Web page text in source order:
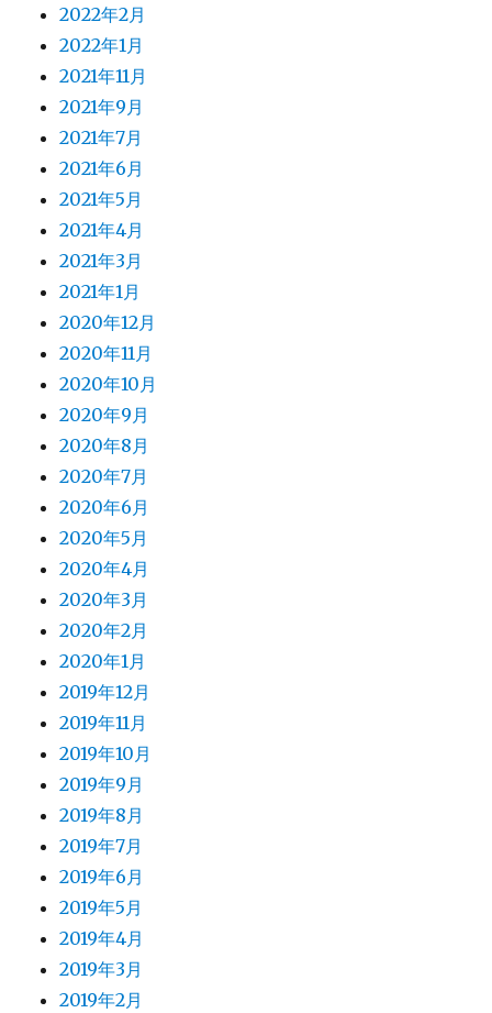
2022年2月
2022年1月
2021年11月
2021年9月
2021年7月
2021年6月
2021年5月
2021年4月
2021年3月
2021年1月
2020年12月
2020年11月
2020年10月
2020年9月
2020年8月
2020年7月
2020年6月
2020年5月
2020年4月
2020年3月
2020年2月
2020年1月
2019年12月
2019年11月
2019年10月
2019年9月
2019年8月
2019年7月
2019年6月
2019年5月
2019年4月
2019年3月
2019年2月